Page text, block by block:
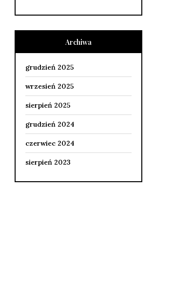
Archiwa
grudzień 2025
wrzesień 2025
sierpień 2025
grudzień 2024
czerwiec 2024
sierpień 2023